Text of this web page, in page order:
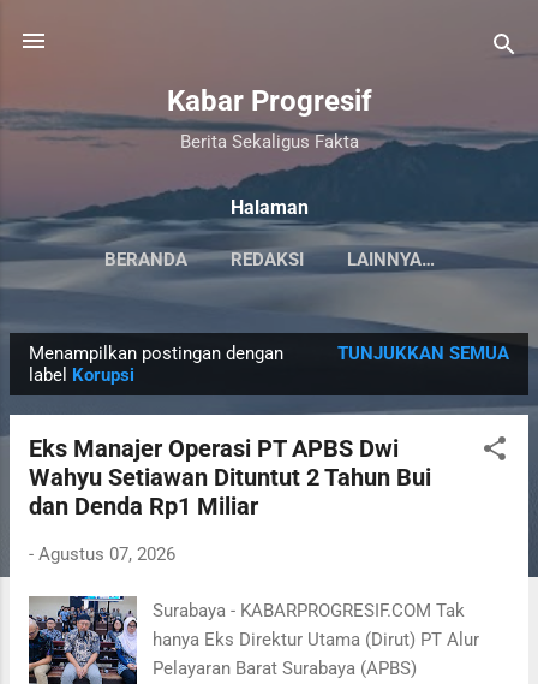
Kabar Progresif
Berita Sekaligus Fakta
Halaman
BERANDA REDAKSI LAINNYA…
o
Menampilkan postingan dengan
label Korupsi
TUNJUKKAN SEMUA
Eks Manajer Operasi PT APBS Dwi
Wahyu Setiawan Dituntut 2 Tahun Bui
dan Denda Rp1 Miliar
- Agustus 07, 2026
Surabaya - KABARPROGRESIF.COM Tak
hanya Eks Direktur Utama (Dirut) PT Alur
Pelayaran Barat Surabaya (APBS)